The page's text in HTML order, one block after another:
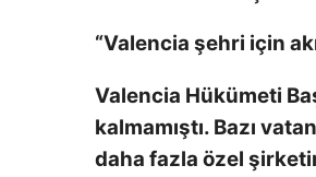
“Valencia şehri için
Valencia Hükümeti
kalmamıştı. Bazı
daha fazla özel